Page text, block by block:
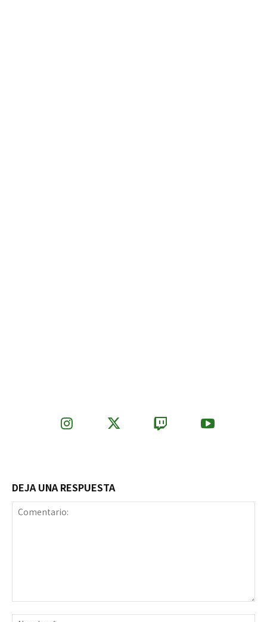
DEJA UNA RESPUESTA